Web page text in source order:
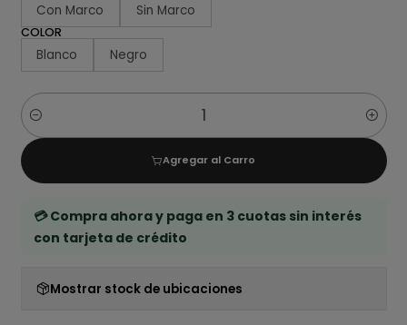
Con Marco Sin Marco
COLOR
Blanco Negro
Cantidad
Agregar al Carro
💳 Compra ahora y paga en 3 cuotas sin interés
con tarjeta de crédito
Mostrar stock de ubicaciones